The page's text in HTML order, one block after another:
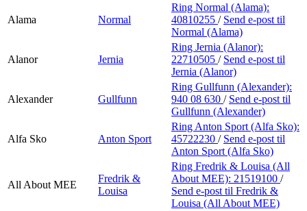
Alama Normal
Ring Normal (Alama):
40810255 / Send e-post til
Normal (Alama)
Alanor Jernia
Ring Jernia (Alanor):
22710505 / Send e-post til
Jernia (Alanor)
Alexander Gullfunn
Ring Gullfunn (Alexander):
940 08 630 / Send e-post til
Gullfunn (Alexander)
Alfa Sko Anton Sport
Ring Anton Sport (Alfa Sko):
45722230 / Send e-post til
Anton Sport (Alfa Sko)
All About MEE
Fredrik &
Louisa
Ring Fredrik & Louisa (All
About MEE): 21519100 /
Send e-post til Fredrik &
Louisa (All About MEE)